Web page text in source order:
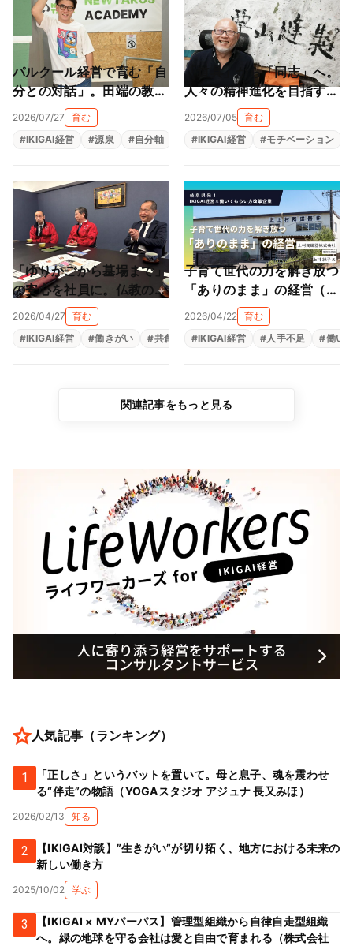
パルクール経営で育む「自
分との対話」。田端の教室
が作る大人も子供も輝ける
居場所（NEWTAROS ）
2026/07/27
育む
#IKIGAI経営 #源泉 #自分軸 自己理解 #自律型人材育成
「道具」から「同志」へ。
人々の精神進化を目指す地
球黒字化経営（栗山縫製株
2026/07/05 育む
#IKIGAI経営 #モチベーション
「ゆりかごから墓場まで」
の安心を社員に。仏教の教
えと親心が育む「共にあ
る」経営（尾張陸運株式会
社）
2026/04/27
育む
#IKIGAI経営 #働きがい #共創 #生きがい 福利厚生 組織改革
子育て世代の力を解き放つ
「ありのまま」の経営（上
村陶磁器株式会社）
2026/04/22 育む
#IKIGAI経営 # 人手不足 #働い
関連記事をもっと見る
人気記事（ランキング）
1
「正しさ」というバットを置いて。母と息子、魂を震わせ
る“伴走”の物語（YOGAスタジオ アジュナ 長又みほ）
2026/02/13 知る
2
【IKIGAI対談】”生きがい”が切り拓く、地方における未来の
新しい働き方
2025/10/02 学ぶ
3
【IKIGAI × MYパーパス】管理型組織から自律自走型組織
へ。緑の地球を守る会社は愛と自由で育まれる（株式会社